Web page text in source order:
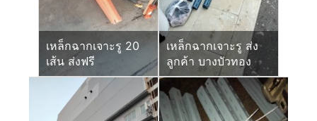
เหล็กฉากเจาะรู 20
เส้น ส่งฟรี
เหล็กฉากเจาะรู ส่ง
ลูกค้า บางบัวทอง